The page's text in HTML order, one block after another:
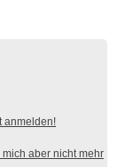
anmelden!
aber nicht mehr